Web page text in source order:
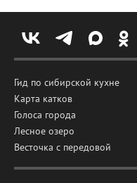
Гид по сибирской кухне
Карта катков
Голоса города
Лесное озеро
Весточка с передовой